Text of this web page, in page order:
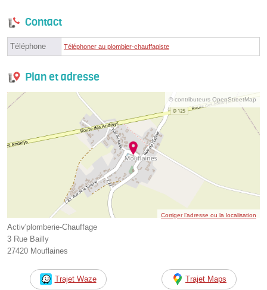
Contact
Téléphone Téléphoner au plombier-chauffagiste
Plan et adresse
© contributeurs OpenStreetMap
Corriger l’adresse ou la localisation
Activ'plomberie-Chauffage
3 Rue Bailly
27420 Mouflaines
Trajet Waze Trajet Maps